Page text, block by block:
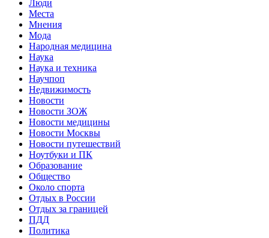
Люди
Места
Мнения
Мода
Народная медицина
Наука
Наука и техника
Научпоп
Недвижимость
Новости
Новости ЗОЖ
Новости медицины
Новости Москвы
Новости путешествий
Ноутбуки и ПК
Образование
Общество
Около спорта
Отдых в России
Отдых за границей
ПДД
Политика